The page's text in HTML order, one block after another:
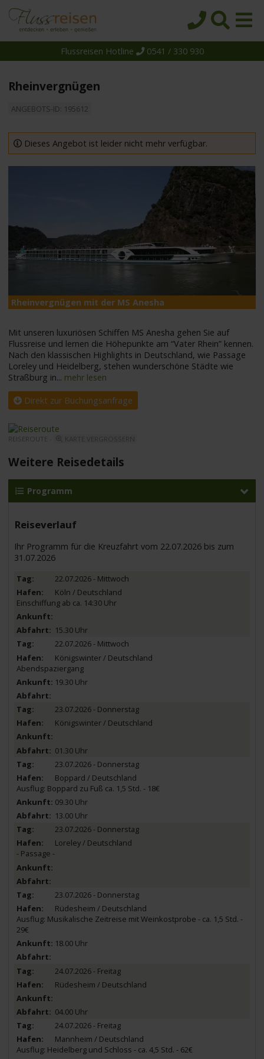
Reedereien
Schiffe
Suche
Flussreisen Hotline 0541 / 330 930
Rheinvergnügen
ANGEBOTS-ID: 195612
Dieses Angebot ist leider nicht mehr verfügbar.
Rheinvergnügen mit der MS Anesha
Mit unseren luxuriösen Schiffen MS Anesha gehen Sie auf
Flussreise und lernen die Höhepunkte am “Vater Rhein” kennen.
Nach den klassischen Highlights in Deutschland, wie Passage
Loreley und Heidelberg, stehen wunderschöne Städte wie
Straßburg in... mehr lesen
Direkt zur Buchungsanfrage
REISEROUTE -
Weitere Reisedetails
Programm
Reiseverlauf
Ihr Programm für die Kreuzfahrt vom 22.07.2026 bis zum
31.07.2026
22.07.2026 - Mittwoch
Köln / Deutschland
Einschiffung ab ca. 14:30 Uhr
15.30 Uhr
22.07.2026 - Mittwoch
Königswinter / Deutschland
Abendspaziergang
19.30 Uhr
23.07.2026 - Donnerstag
Königswinter / Deutschland
01.30 Uhr
23.07.2026 - Donnerstag
Boppard / Deutschland
Ausflug: Boppard zu Fuß ca. 1,5 Std. - 18€
09.30 Uhr
13.00 Uhr
23.07.2026 - Donnerstag
Loreley / Deutschland
- Passage -
23.07.2026 - Donnerstag
Rüdesheim / Deutschland
Ausflug: Musikalische Zeitreise mit Weinkostprobe - ca. 1,5 Std. -
29€
18.00 Uhr
24.07.2026 - Freitag
Rüdesheim / Deutschland
04.00 Uhr
24.07.2026 - Freitag
Mannheim / Deutschland
Ausflug: Heidelberg und Schloss - ca. 4,5 Std. - 62€